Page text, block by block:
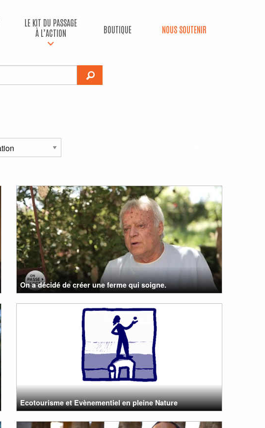
LE KIT DU PASSAGE
À L’ACTION
BOUTIQUE NOUS SOUTENIR
On a décidé de créer une ferme qui soigne.
Ecotourisme et Evènementiel en pleine Nature